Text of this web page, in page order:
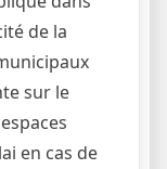
de la
sur le
en cas de